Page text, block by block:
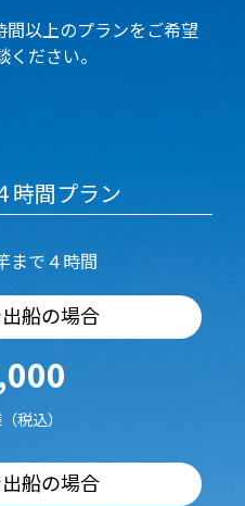
間以上のプランをご希望
ださい。
時間プラン
まで４時間
船の場合
税込）
船の場合